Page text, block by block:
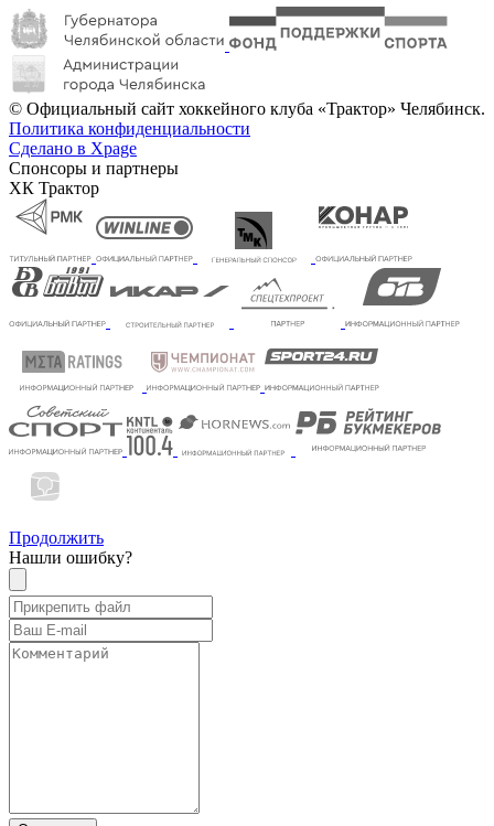
© Официальный сайт хоккейного клуба «Трактор» Челябинск.
Политика конфиденциальности
Сделано в Xpage
Спонсоры и партнеры
ХК Трактор
Продолжить
Нашли ошибку?